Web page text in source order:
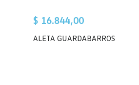
$ 16.844,00
ALETA GUARDABARROS